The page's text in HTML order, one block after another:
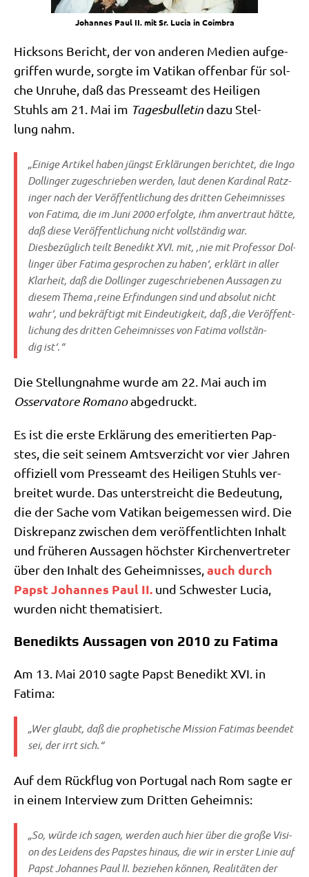
Johan­nes Paul II. mit Sr. Lucia in Coimbra
Hick­sons Bericht, der von ande­ren Medi­en auf­ge­
grif­fen wur­de, sorg­te im Vati­kan offen­bar für sol­
che Unru­he, daß das Pres­se­amt des Hei­li­gen
Stuhls am 21. Mai im Tages­bul­le­tin dazu Stel­
lung nahm.
„Eini­ge Arti­kel haben jüngst Erklä­run­gen berich­tet, die Ingo
Dol­lin­ger zuge­schrie­ben wer­den, laut denen Kar­di­nal Ratz­
in­ger nach der Ver­öf­fent­li­chung des drit­ten Geheim­nis­ses
von Fati­ma, die im Juni 2000 erfolg­te, ihm anver­traut hät­te,
daß die­se Ver­öf­fent­li­chung nicht voll­stän­dig war.
Dies­be­züg­lich teilt Bene­dikt XVI. mit, ‚nie mit Pro­fes­sor Dol­
lin­ger über Fati­ma gespro­chen zu haben‘, erklärt in aller
Klar­heit, daß die Dol­lin­ger zuge­schrie­be­nen Aus­sa­gen zu
die­sem The­ma ‚rei­ne Erfin­dun­gen sind und abso­lut nicht
wahr‘, und bekräf­tigt mit Ein­deu­tig­keit, daß ‚die Ver­öf­fent­
li­chung des drit­ten Geheim­nis­ses von Fati­ma voll­stän­
dig ist‘.“
Die Stel­lung­nah­me wur­de am 22. Mai auch im
Osser­va­to­re Roma­noabgedruckt.
Es ist die erste Erklä­rung des eme­ri­tier­ten Pap­
stes, die seit sei­nem Amts­ver­zicht vor vier Jah­ren
offi­zi­ell vom Pres­se­amt des Hei­li­gen Stuhls ver­
brei­tet wur­de. Das unter­streicht die Bedeu­tung,
die der Sache vom Vati­kan bei­gemes­sen wird. Die
Dis­kre­panz zwi­schen dem ver­öf­fent­lich­ten Inhalt
und frü­he­ren Aus­sa­gen höch­ster Kir­chen­ver­tre­ter
über den Inhalt des Geheim­nis­ses,auch durch
Papst Johan­nes Paul II. und Schwe­ster Lucia,
wur­den nicht thematisiert.
Benedikts Aussagen von 2010 zu Fatima
Am 13. Mai 2010 sag­te Papst Bene­dikt XVI. in
Fatima:
„Wer glaubt, daß die pro­phe­ti­sche Mis­si­on Fati­mas been­det
sei, der irrt sich.“
Auf dem Rück­flug von Por­tu­gal nach Rom sag­te er
in einem Inter­view zum Drit­ten Geheimnis:
„So, wür­de ich sagen, wer­den auch hier über die gro­ße Visi­
on des Lei­dens des Pap­stes hin­aus, die wir in erster Linie auf
Papst Johan­nes Paul II. bezie­hen kön­nen, Rea­li­tä­ten der